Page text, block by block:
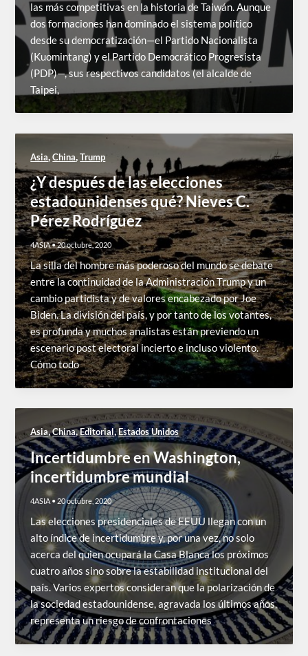
las más competitivas en la historia de Taiwán. Aunque
dos formaciones han dominado el sistema político
desde su democratización—el Partido Nacionalista
(Kuomintang) y el Partido Democrático Progresista
(PDP)—, sus respectivos candidatos (el alcalde de
Taipei,
Asia,China,Trump
¿Y después de las elecciones
estadounidenses qué? Nieves C.
Pérez Rodríguez
4ASIA•20 octubre, 2020
La silla del hombre más poderoso del mundo se debate
entre la continuidad de la Administración Trump y un
cambio partidista y de valores encabezado por Joe
Biden. La división del país, y por tanto de los votantes,
es profunda y muchos analistas están previendo un
escenario post electoral incierto e incluso violento.
Cómo todo
Asia,China,Editorial,Estados Unidos
Incertidumbre en Washington,
incertidumbre mundial
4ASIA • 20 octubre, 2020
Las elecciones presidenciales de EEUU llegan con un
alto índice de incertidumbre y, por una vez, no solo
acerca del quien ocupará la Casa Blanca los próximos
cuatro años sino sobre la estabilidad institucional del
país. Varios expertos consideran que la polarización de
la sociedad estadounidense, agravada los últimos años,
representa un riesgo de confrontaciones